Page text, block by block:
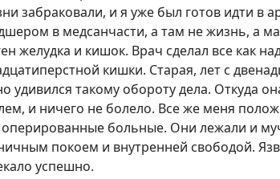
забраковали, и я уже был готов идти в
в медсанчасти, а там не жизнь, а
желудка и кишок. Врач сделал все как
кишки. Старая, лет с
удивился такому обороту дела. Откуда
и ничего не болело. Все же меня
больные. Они лежали и
покоем и внутренней свободой.
успешно.